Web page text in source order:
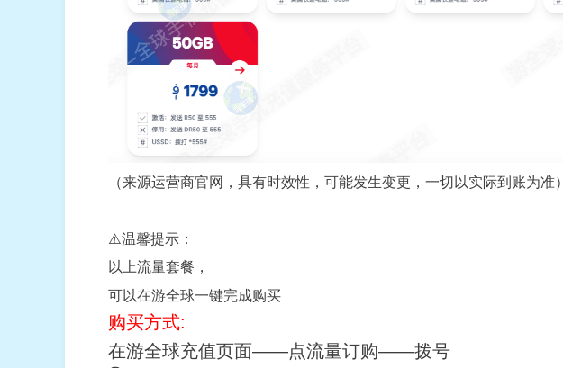
（来源运营商官网，具有时效性，可能发生变更，一切以实际到账为准）
⚠️温馨提示：
以上流量套餐，
可以在游全球一键完成购买
购买方式:
在游全球充值页面——点流量订购——拨号